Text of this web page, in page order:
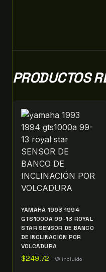
PRODUCTOS
YAMAHA 1993 1994
GTS1000A 99-13 ROYAL
STAR SENSOR DE BANCO
DE INCLINACIÓN POR
VOLCADURA
$249.72 IVA incluido